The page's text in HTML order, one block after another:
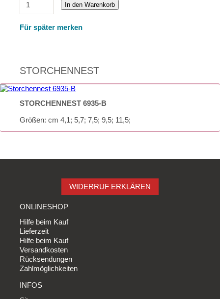
In den Warenkorb
Für später merken
STORCHENNEST
STORCHENNEST 6935-B
Größen: cm 4,1; 5,7; 7,5; 9,5; 11,5;
WIDERRUF ERKLÄREN
ONLINESHOP
Hilfe beim Kauf
Lieferzeit
Hilfe beim Kauf
Versandkosten
Rücksendungen
Zahlmöglichkeiten
INFOS